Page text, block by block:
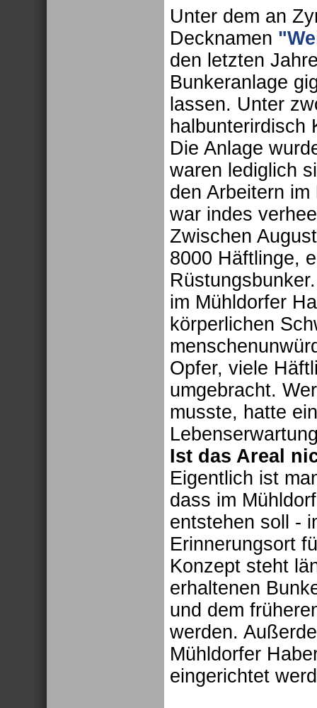
Unter dem an
Decknamen
den letzten
Bunkeranlage
lassen. Unter
halbunterirdisch
Die Anlage
waren lediglich
den Arbeitern im
war indes
Zwischen
8000 Häftlinge,
im Mühldorfer
körperlichen
Opfer, viele
umgebracht.
musste, hatte
Ist das Areal
Eigentlich ist
dass im
entstehen soll -
Erinnerungsort
Konzept steht
erhaltenen
und dem
werden.
Mühldorfer
eingerichtet